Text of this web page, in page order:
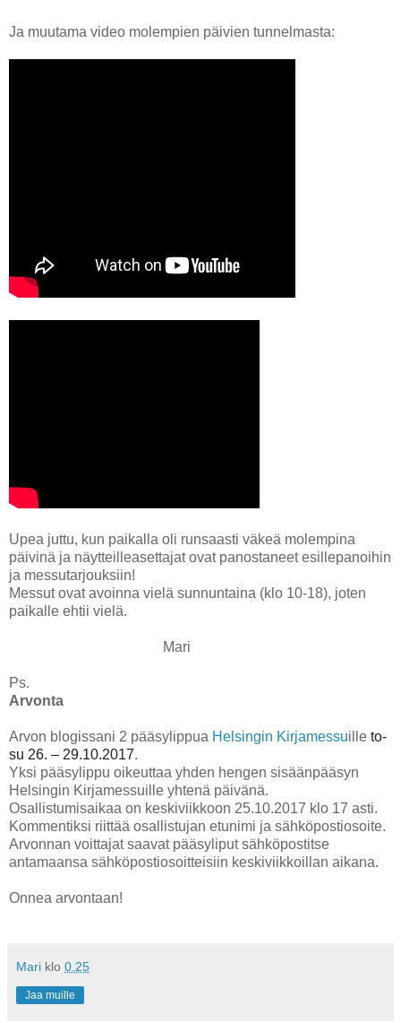
Ja muutama video molempien päivien tunnelmasta:
Upea juttu, kun paikalla oli runsaasti väkeä molempina
päivinä ja näytteilleasettajat ovat panostaneet esillepanoihin
ja messutarjouksiin!
Messut ovat avoinna vielä sunnuntaina (klo 10-18), joten
paikalle ehtii vielä.
Mari
Ps.
Arvonta
Arvon blogissani 2 pääsylippua Helsingin Kirjamessuille to-
su 26. – 29.10.2017.
Yksi pääsylippu oikeuttaa yhden hengen sisäänpääsyn
Helsingin Kirjamessuille yhtenä päivänä.
Osallistumisaikaa on keskiviikkoon 25.10.2017 klo 17 asti.
Kommentiksi riittää osallistujan etunimi ja sähköpostiosoite.
Arvonnan voittajat saavat pääsyliput sähköpostitse
antamaansa sähköpostiosoitteisiin keskiviikkoillan aikana.
Onnea arvontaan!
Mari klo 0.25
Jaa muille